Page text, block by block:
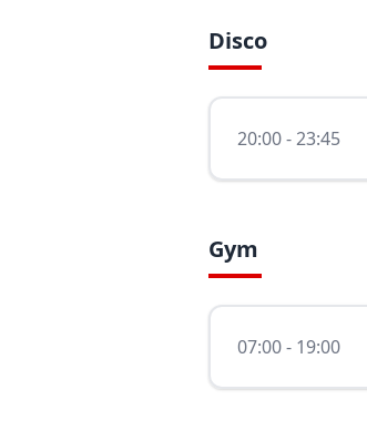
Disco
20:00 - 23:45
Gym
07:00 - 19:00